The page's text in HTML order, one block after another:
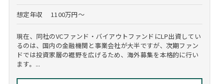
想定年収 1100万円～
現在、同社のVCファンド・バイアウトファンドにLP出資してい
るのは、国内の金融機関と事業会社が大半ですが、次期ファン
ドでは投資家層の裾野を広げるため、海外募集を本格的に行い
ます。...